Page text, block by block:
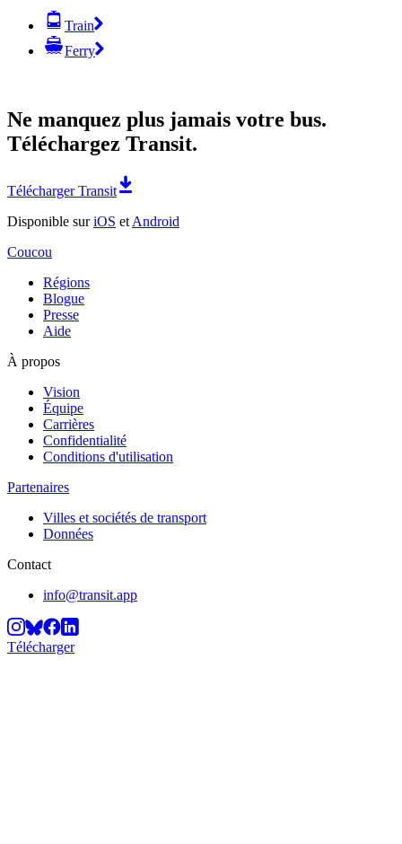
Train
Ferry
Ne manquez plus jamais votre bus.
Téléchargez Transit.
Télécharger Transit
Disponible suriOS et Android
Coucou
Régions
Blogue
Presse
Aide
À propos
Vision
Équipe
Carrières
Confidentialité
Conditions d'utilisation
Partenaires
Villes et sociétés de transport
Données
Contact
info@transit.app
Télécharger